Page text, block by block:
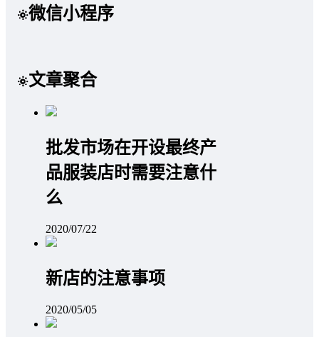
微信小程序
文章聚合
批发市场在开设最终产
品服装店时需要注意什
么
2020/07/22
新店的注意事项
2020/05/05